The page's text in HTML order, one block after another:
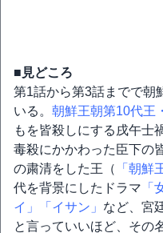
■見どころ
第1話から第3話までで朝
いる。 朝鮮王朝第10代王
もを皆殺しにする戌午士
毒殺にかかわった臣下の
の粛清をした王（
「朝鮮
代を背景にしたドラマ 「
イ」
「イサン」 など、宮
と言っていいほど、その